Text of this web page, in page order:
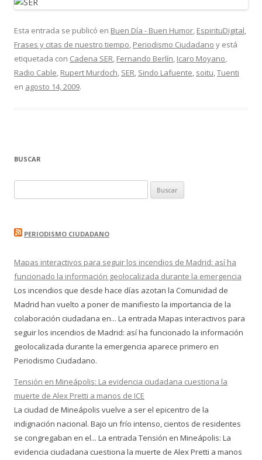
Esta entrada se publicó en Buen Día - Buen Humor, EspirituDigital,
Frases y citas de nuestro tiempo, Periodismo Ciudadano y está
etiquetada con Cadena SER, Fernando Berlín, Icaro Moyano,
Radio Cable, Rupert Murdoch, SER, Sindo Lafuente, soitu,Tuenti
en agosto 14, 2009.
BUSCAR
PERIODISMO CIUDADANO
Mapas interactivos para seguir los incendios de Madrid: así ha
funcionado la información geolocalizada durante la emergencia
Los incendios que desde hace días azotan la Comunidad de
Madrid han vuelto a poner de manifiesto la importancia de la
colaboración ciudadana en... La entrada Mapas interactivos para
seguir los incendios de Madrid: así ha funcionado la información
geolocalizada durante la emergencia aparece primero en
Periodismo Ciudadano.
Tensión en Mineápolis: La evidencia ciudadana cuestiona la
muerte de Alex Pretti a manos de ICE
La ciudad de Mineápolis vuelve a ser el epicentro de la
indignación nacional. Bajo un frío intenso, cientos de residentes
se congregaban en el... La entrada Tensión en Mineápolis: La
evidencia ciudadana cuestiona la muerte de Alex Pretti a manos